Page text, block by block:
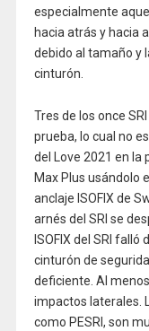
especialmente
hacia atrás y hacia
debido al tamaño y
cinturón.
Tres de los once
prueba, lo cual no
del Love 2021 en la
Max Plus usándolo
anclaje ISOFIX de
arnés del SRI se
ISOFIX del SRI
cinturón de
deficiente. Al
impactos laterales.
como PESRI, son